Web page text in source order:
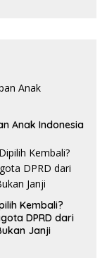
Anak Indonesia
Kembali?
DPRD dari
Janji